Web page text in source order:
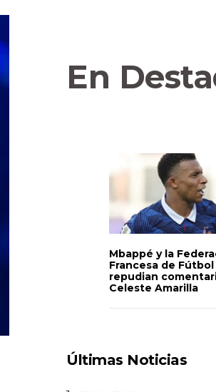
En
Mbappé y la
Francesa de Fútbol
repudian
Celeste Amarilla
Últimas Noticias